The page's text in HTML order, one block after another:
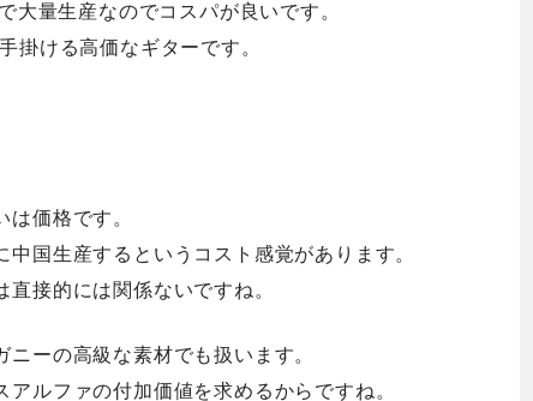
量生産なのでコスパが良いです。
掛ける高価なギターです。
価格です。
国生産するというコスト感覚があります。
接的には関係ないですね。
ーの高級な素材でも扱います。
ルファの付加価値を求めるからですね。